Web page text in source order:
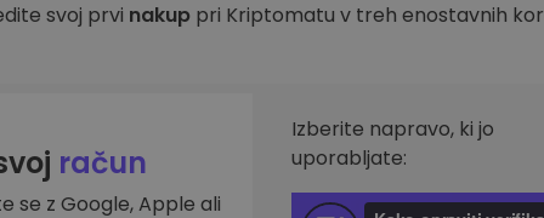
bi kupil 100 EUR…
Trezor
Redno načrtovane naložbe (DCA)
Raziščite
Pametni
učinkovitost
svoj prvi nakuppri Kriptomatu v treh enostavnih
račun
se z Google, Apple ali
Izberite napravo, ki jo
uporabljate: